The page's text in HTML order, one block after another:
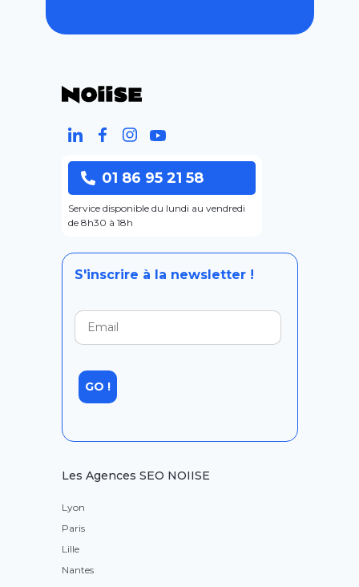
01 86 95 21 58
Service disponible du lundi au vendredi
de 8h30 à 18h
S'inscrire à la newsletter !
Les Agences SEO NOIISE
Lyon
Paris
Lille
Nantes